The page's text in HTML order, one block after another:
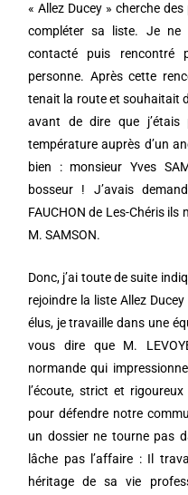
« Allez Ducey » cherche
compléter sa liste. Je ne
contacté puis rencontré
personne. Après cette
tenait la route et souhaitait
avant de dire que
température auprès d’un
bien : monsieur Yves
bosseur ! J’avais
FAUCHON de Les-Chéris ils
M. SAMSON.
Donc, j’ai toute de suite
rejoindre la liste Allez
élus, je travaille dans une
vous dire que M.
normande qui
l’écoute, strict et
pour défendre notre
un dossier ne tourne pas
lâche pas l’affaire : Il
héritage de sa vie